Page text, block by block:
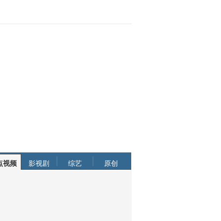
视频 影视剧 综艺 原创